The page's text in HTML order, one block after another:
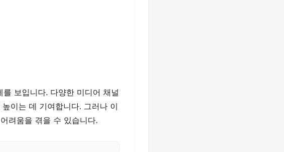
보입니다. 다양한 미디어 채널
이는 데 기여합니다. 그러나 이
려움을 겪을 수 있습니다.